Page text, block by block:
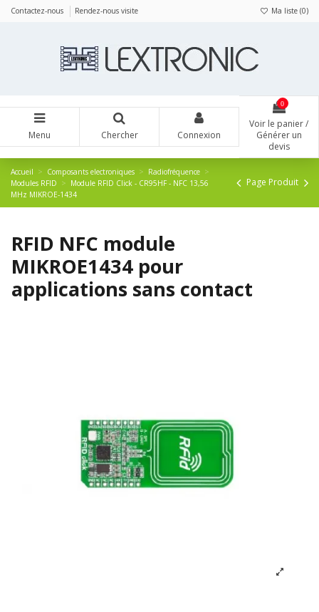
Contactez-nous Rendez-nous visite Ma liste (0)
Menu Chercher Connexion
0
Voir le panier /
Générer un
devis
Accueil Composants electroniques
Radiofréquence
Modules RFID
Module RFID Click - CR95HF - NFC 13,56
MHz MIKROE-1434
Page Produit
RFID NFC module
MIKROE1434 pour
applications sans contact
Panneau de gestion des cookies